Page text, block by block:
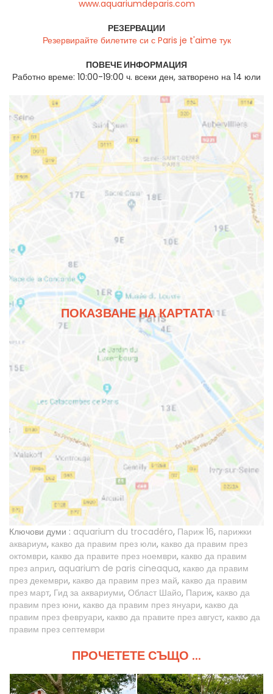
www.aquariumdeparis.com
РЕЗЕРВАЦИИ
Резервирайте билетите си с Paris je t'aime тук
ПОВЕЧЕ ИНФОРМАЦИЯ
Работно време: 10:00-19:00 ч. всеки ден, затворено на 14 юли
ПОКАЗВАНЕ НА КАРТАТА
Ключови думи : aquarium du trocadéro, Париж 16, парижки
аквариум, какво да правим през юли, какво да правим през
октомври, какво да правите през ноември, какво да правим
през април, aquarium de paris cineaqua, какво да правим
през декември, какво да правим през май, какво да правим
през март, Гид за аквариуми, Област Шайо, Париж, какво да
правим през юни, какво да правим през януари, какво да
правим през февруари, какво да правите през август, какво да
правим през септември
ПРОЧЕТЕТЕ СЪЩО ...